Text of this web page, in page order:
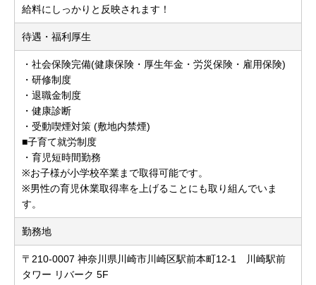
給料にしっかりと反映されます！
待遇・福利厚生
・社会保険完備(健康保険・厚生年金・労災保険・雇用保険)
・研修制度
・退職金制度
・健康診断
・受動喫煙対策 (敷地内禁煙)
■子育て就労制度
・育児短時間勤務
※お子様が小学校卒業まで取得可能です。
※男性の育児休業取得率を上げることにも取り組んでいま
す。
勤務地
〒210-0007 神奈川県川崎市川崎区駅前本町12-1 川崎駅前
タワー リバーク 5F